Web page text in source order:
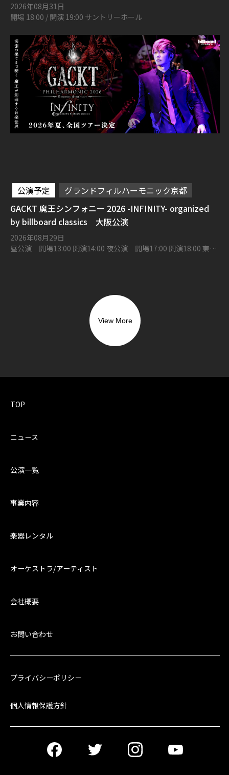
2026年08月31日
開場 18:00 / 開演 19:00 サントリーホール
公演予定
グランドフィルハーモニック京都
GACKT 魔王シンフォニー 2026 -INFINITY- organized
by billboard classics 大阪公演
2026年08月29日
昼公演 開場13:00 開演14:00 夜公演 開場17:00 開演18:00 東京
View More
TOP
ニュース
公演一覧
事業内容
楽器レンタル
オーケストラ/アーティスト
会社概要
お問い合わせ
プライバシーポリシー
個人情報保護方針